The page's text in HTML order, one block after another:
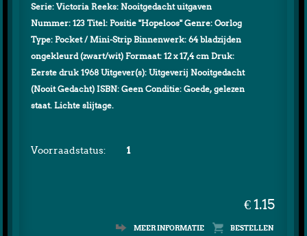
€ 1.15
Serie: Victoria Reeks: Nooitgedacht uitgaven
Nummer: 123 Titel: Positie "Hopeloos" Genre: Oorlog
Type: Pocket / Mini-Strip Binnenwerk: 64 bladzijden
ongekleurd (zwart/wit) Formaat: 12 x 17,4 cm Druk:
Eerste druk 1968 Uitgever(s): Uitgeverij Nooitgedacht
(Nooit Gedacht) ISBN: Geen Conditie: Goede, gelezen
staat. Lichte slijtage.
Voorraadstatus: 1
MEER INFORMATIE